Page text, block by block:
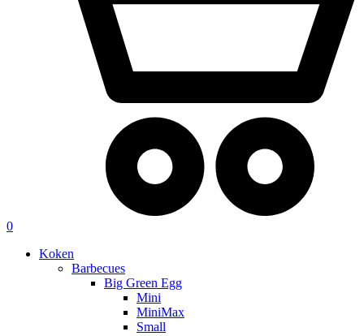
0
Koken
Barbecues
Big Green Egg
Mini
MiniMax
Small